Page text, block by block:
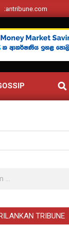
TRIBUNE